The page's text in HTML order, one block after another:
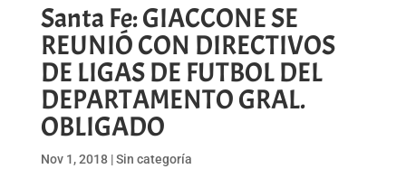
Santa Fe: GIACCONE SE
REUNIÓ CON DIRECTIVOS
DE LIGAS DE FUTBOL DEL
DEPARTAMENTO GRAL.
OBLIGADO
Nov 1, 2018|Sin categoría